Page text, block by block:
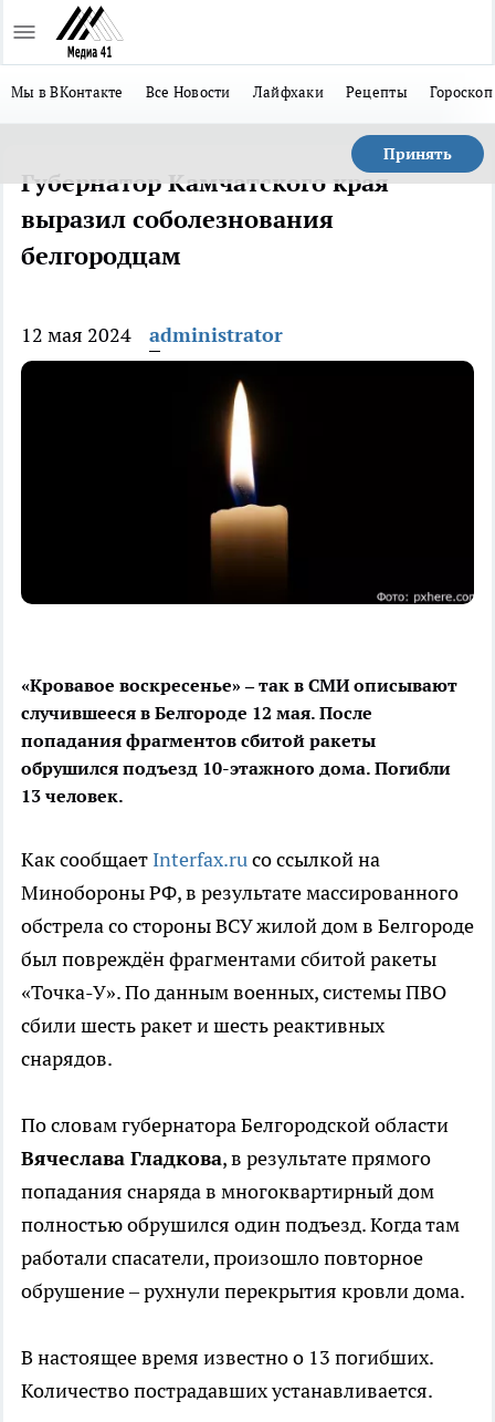
Мы в ВКонтакте Все Новости Лайфхаки Рецепты Гороскоп
Принять
Губернатор Камчатского края
выразил соболезнования
белгородцам
12 мая 2024 administrator
«Кровавое воскресенье» – так в СМИ описывают
случившееся в Белгороде 12 мая. После
попадания фрагментов сбитой ракеты
обрушился подъезд 10-этажного дома. Погибли
13 человек.
Как сообщает Interfax.ruсо ссылкой на
Минобороны РФ, в результате массированного
обстрела со стороны ВСУ жилой дом в Белгороде
был повреждён фрагментами сбитой ракеты
«Точка-У». По данным военных, системы ПВО
сбили шесть ракет и шесть реактивных
снарядов.
По словам губернатора Белгородской области
Вячеслава Гладкова, в результате прямого
попадания снаряда в многоквартирный дом
полностью обрушился один подъезд. Когда там
работали спасатели, произошло повторное
обрушение – рухнули перекрытия кровли дома.
В настоящее время известно о 13 погибших.
Количество пострадавших устанавливается.